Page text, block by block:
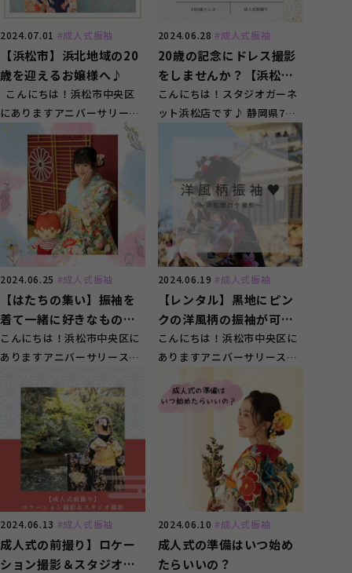
2024.07.01 #成人式振袖
【浜松市】浜北地域の20
歳を迎えるお嬢様へ♪
こんにちは！浜松市中央区
にありますアニバーサリース
タジオ ガーネット浜松店で
す！ ...
2024.06.28 #成人式振袖
20歳の記念にドレス撮影
をしませんか？【浜松
市】
こんにちは！スタジオガーネ
ット浜松店です♪ 静岡県7店
舗（浜松２店舗、袋井、静岡
２店舗、富士、三島...
2024.06.25 #成人式振袖
【はたちの集い】振袖を
着て一緒に好きなものと
撮影♡【浜松市】
こんにちは！浜松市中央区に
ありますアニバーサリースタ
す！ スタ...
2024.06.19 #成人式振袖
【レンタル】黒地にピン
クの洋風柄の振袖が可愛
い！【浜松市中央区】
こんにちは！浜松市中央区に
ありますアニバーサリースタ
す！ スタ...
2024.06.13 #成人式振袖
成人式の前撮り】ロケー
ション撮影＆スタジオ撮
2024.06.10 #成人式振袖
成人式の準備はいつ始め
たらいいの？